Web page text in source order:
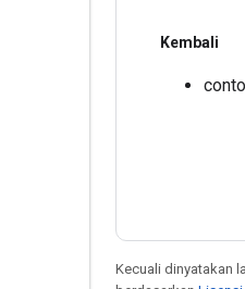
Kembali
Kecuali dinyatakan